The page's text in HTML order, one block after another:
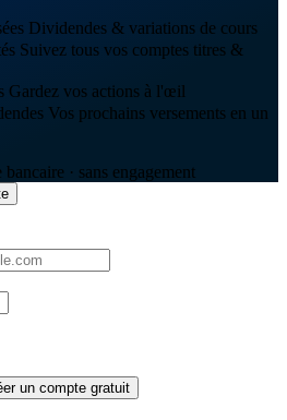
Dividendes & variations de cours
Suivez tous vos comptes titres &
Gardez vos actions à l'œil
Vos prochains versements en un
· sans engagement
un compte gratuit